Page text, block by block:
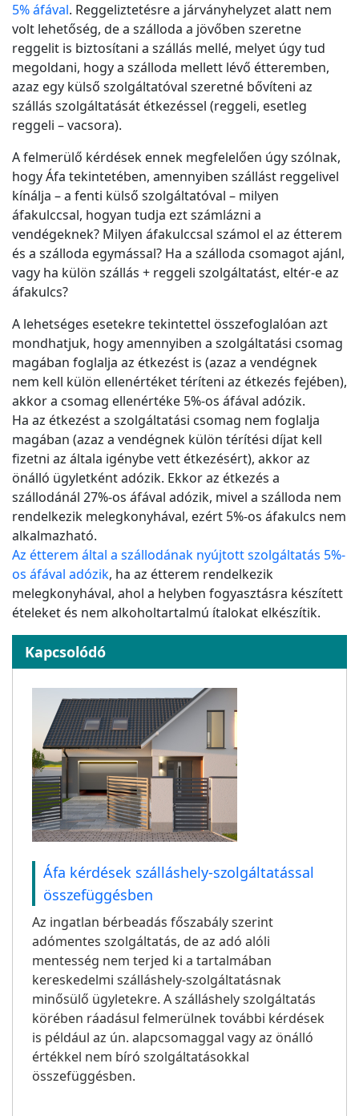
5% áfával. Reggeliztetésre a járványhelyzet alatt nem
volt lehetőség, de a szálloda a jövőben szeretne
reggelit is biztosítani a szállás mellé, melyet úgy tud
megoldani, hogy a szálloda mellett lévő étteremben,
azaz egy külső szolgáltatóval szeretné bővíteni az
szállás szolgáltatását étkezéssel (reggeli, esetleg
reggeli – vacsora).
A felmerülő kérdések ennek megfelelően úgy szólnak,
hogy Áfa tekintetében, amennyiben szállást reggelivel
kínálja – a fenti külső szolgáltatóval – milyen
áfakulccsal, hogyan tudja ezt számlázni a
vendégeknek? Milyen áfakulccsal számol el az étterem
és a szálloda egymással? Ha a szálloda csomagot ajánl,
vagy ha külön szállás + reggeli szolgáltatást, eltér-e az
áfakulcs?
A lehetséges esetekre tekintettel összefoglalóan azt
mondhatjuk, hogy amennyiben a szolgáltatási csomag
magában foglalja az étkezést is (azaz a vendégnek
nem kell külön ellenértéket téríteni az étkezés fejében),
akkor a csomag ellenértéke 5%-os áfával adózik.
Ha az étkezést a szolgáltatási csomag nem foglalja
magában (azaz a vendégnek külön térítési díjat kell
fizetni az általa igénybe vett étkezésért), akkor az
önálló ügyletként adózik. Ekkor az étkezés a
szállodánál 27%-os áfával adózik, mivel a szálloda nem
rendelkezik melegkonyhával, ezért 5%-os áfakulcs nem
alkalmazható.
Az étterem által a szállodának nyújtott szolgáltatás 5%-
os áfával adózik, ha az étterem rendelkezik
melegkonyhával, ahol a helyben fogyasztásra készített
ételeket és nem alkoholtartalmú ítalokat elkészítik.
Kapcsolódó
Áfa kérdések szálláshely-szolgáltatással
összefüggésben
Az ingatlan bérbeadás főszabály szerint
adómentes szolgáltatás, de az adó alóli
mentesség nem terjed ki a tartalmában
kereskedelmi szálláshely-szolgáltatásnak
minősülő ügyletekre. A szálláshely szolgáltatás
körében ráadásul felmerülnek további kérdések
is például az ún. alapcsomaggal vagy az önálló
értékkel nem bíró szolgáltatásokkal
összefüggésben.